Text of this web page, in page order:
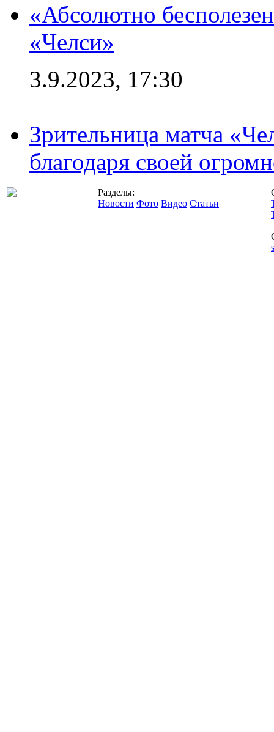
«Абсолютно
«Челси»
3.9.2023, 17:30
Зрительница матча
благодаря своей
Разделы:
Новости Фото Видео Статьи